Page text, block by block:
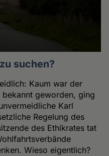
suchen?
Kaum war der
geworden, ging
Karl
Regelung des
des Ethikrates tat
Wieso eigentlich?